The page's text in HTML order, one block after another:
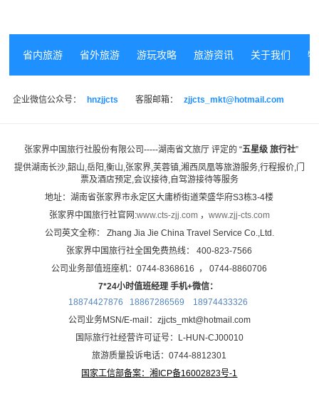
省内旅游 省外旅游 游玩攻略 旅游资讯 关于我们
企业微信公众号： hnzjjcts 客服邮箱： zjjcts_mkt@hotmail.com
张家界中国旅行社股份有限公司-----湖南省文旅厅 评定的 “五星级 旅行社”
提供湖南长沙,韶山,岳阳,衡山,张家界,芙蓉镇,湘西凤凰等旅游服务, 行程报价,门
票及酒店预定,会议接待,自驾游接待等服务
地址：湖南省张家界市永定区大庸桥街道荣盛华府S3栋3-4楼
张家界中国旅行社官网:www.cts-zjj.com， www.zjj-cts.com
公司英文全称： Zhang Jia Jie China Travel Service Co.,Ltd.
张家界中国旅行社全国免费热线： 400-823-7566
公司业务部值班座机：0744-8368616 ， 0744-8860706
7*24小时值班经理 手机+微信：
18874427876 18867286569 18974433326
公司业务MSN/E-mail：zjjcts_mkt@hotmail.com
国际旅行社经营许可证号：L-HUN-CJ00010
旅游质量投诉电话：0744-8812301
国家工信部备案：湘ICP备16002823号-1